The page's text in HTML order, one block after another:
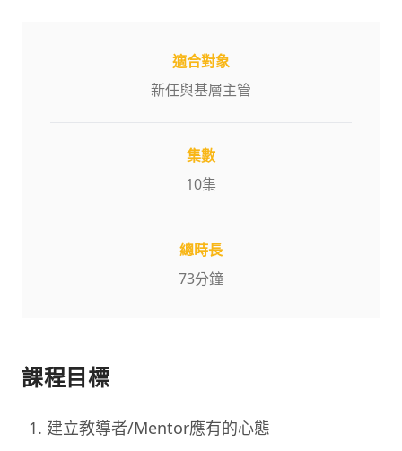
適合對象
新任與基層主管
集數
10集
總時長
73分鐘
課程目標
建立教導者/Mentor應有的心態